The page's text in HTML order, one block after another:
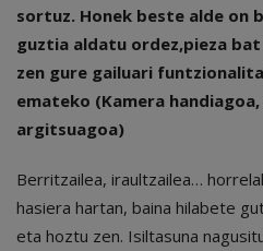
sortuz. Honek beste alde on
guztia aldatu ordez,pieza
zen gure gailuari
emateko (Kamera
argitsuagoa)
Berritzailea, iraultzailea…
hasiera hartan, baina hilabete
eta hoztu zen. Isiltasuna